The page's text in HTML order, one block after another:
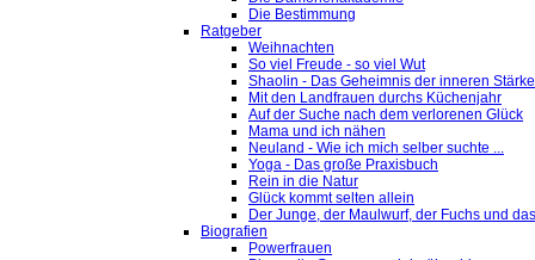
Die Bestimmung
Ratgeber
Weihnachten
So viel Freude - so viel Wut
Shaolin - Das Geheimnis der inneren Stärke
Mit den Landfrauen durchs Küchenjahr
Auf der Suche nach dem verlorenen Glück
Mama und ich nähen
Neuland - Wie ich mich selber suchte ...
Yoga - Das große Praxisbuch
Rein in die Natur
Glück kommt selten allein
Der Junge, der Maulwurf, der Fuchs und
Biografien
Powerfrauen